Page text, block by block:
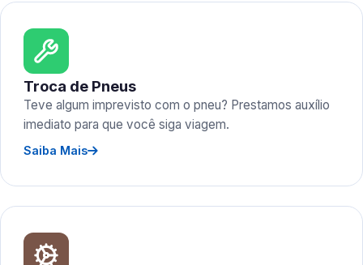
Troca de Pneus
Teve algum imprevisto com o pneu? Prestamos auxílio
imediato para que você siga viagem.
Saiba Mais